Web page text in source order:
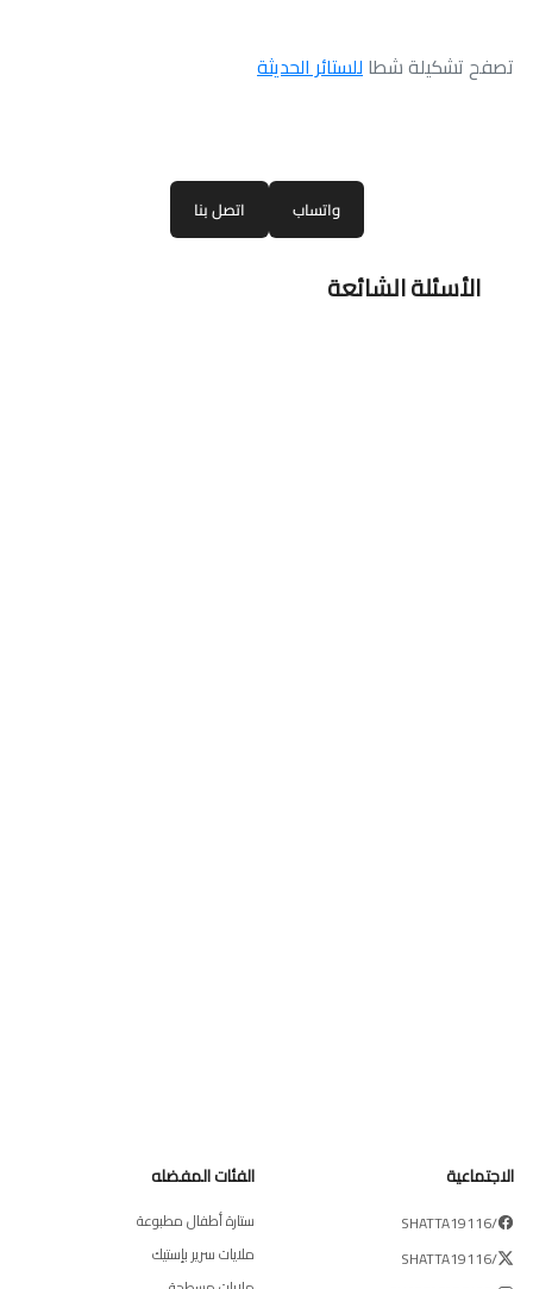
تصفح تشكيلة شطاللستائر الحديثة
واتساب اتصل بنا
الأسئلة الشائعة
الاجتماعية
/SHATTA19116
/SHATTA19116
الفئات المفضله
ستارة أطفال مطبوعة
ملايات سرير بإستيك